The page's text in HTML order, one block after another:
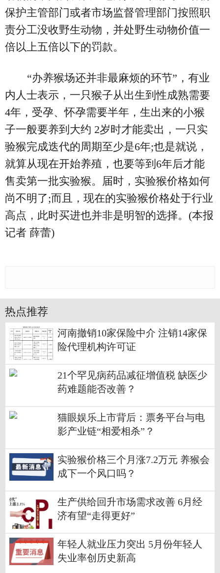
保护主管部门或者市场监督管理部门按照职
责分工没收野生动物，并处野生动物价值一
倍以上五倍以下的罚款。
“办养猴场还并非最麻烦的环节”，有业
内人士表示，一只猴子从出生到性成熟需要
4年，受孕、怀孕需要半年，生出来的小猴
子一般要养到大约 2岁时才能卖出，一只实
验猴完成迭代的周期至少是6年;也是就说，
就算从现在开始养殖，也要等到6年后才能
售卖第一批实验猴。届时，实验猴价格如何
尚不明了;而且，现在的实验猴价格处于行业
高点，此时买进也并非是明智的选择。(本报
记者 薛蕾)
热点推荐
河南撤销10家保险中介 注销14家保
险代理机构许可证
21个罕见病药品减征增值税 缺医少
药难题能否改善？
猫眼娱乐上市背后：票务平台与电
影产业链“相爱相杀”？
实验猴价格三个月涨7.2万元 养猴会
成下一个风口吗？
生产供给回升市场需求改善 6月经
济有望“走得更好”
年轻人就业压力突出 5月份年轻人
失业率创历史新高